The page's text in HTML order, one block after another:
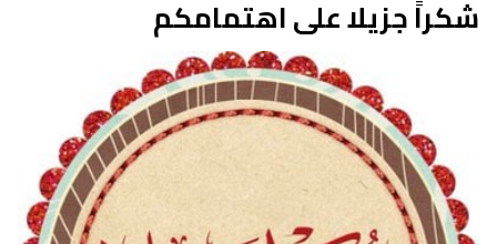
شكراً جزيلا على اهتمامكم